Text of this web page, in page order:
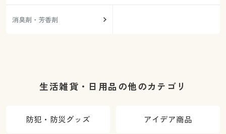
消臭剤・芳香剤
生活雑貨・日用品の他のカテゴリ
防犯・防災グッズ アイデア商品